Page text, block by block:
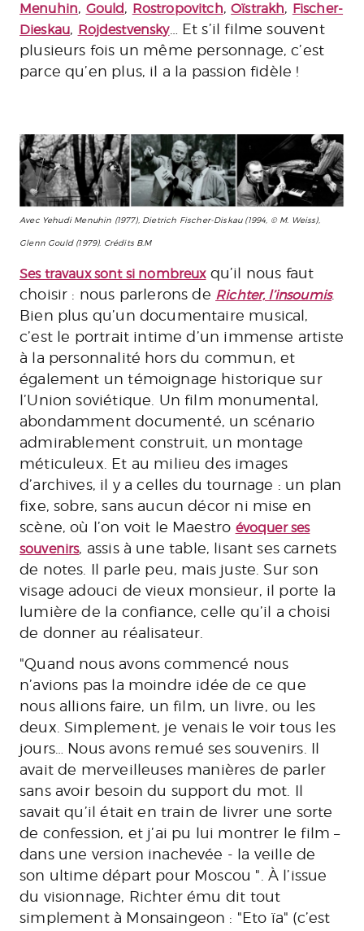
Menuhin, Gould , Rostropovitch,Oïstrakh, Fischer-
Dieskau, Rojdestvensky… Et s’il filme souvent
plusieurs fois un même personnage, c’est
parce qu’en plus, il a la passion fidèle !
Avec Yehudi Menuhin (1977), Dietrich Fischer-Diskau (1994, © M. Weiss),
Glenn Gould (1979). Crédits B.M
Ses travaux sont si nombreuxqu’il nous faut
choisir : nous parlerons de Richter, l’insoumis.
Bien plus qu’un documentaire musical,
c’est le portrait intime d’un immense artiste
à la personnalité hors du commun, et
également un témoignage historique sur
l’Union soviétique. Un film monumental,
abondamment documenté, un scénario
admirablement construit, un montage
méticuleux. Et au milieu des images
d’archives, il y a celles du tournage : un plan
fixe, sobre, sans aucun décor ni mise en
scène, où l’on voit le Maestro évoquer ses
souvenirs, assis à une table, lisant ses carnets
de notes. Il parle peu, mais juste. Sur son
visage adouci de vieux monsieur, il porte la
lumière de la confiance, celle qu’il a choisi
de donner au réalisateur.
"Quand nous avons commencé nous
n’avions pas la moindre idée de ce que
nous allions faire, un film, un livre, ou les
deux. Simplement, je venais le voir tous les
jours… Nous avons remué ses souvenirs. Il
avait de merveilleuses manières de parler
sans avoir besoin du support du mot. Il
savait qu’il était en train de livrer une sorte
de confession, et j’ai pu lui montrer le film –
dans une version inachevée - la veille de
son ultime départ pour Moscou ". À l’issue
du visionnage, Richter ému dit tout
simplement à Monsaingeon : "Eto ïa" (c’est